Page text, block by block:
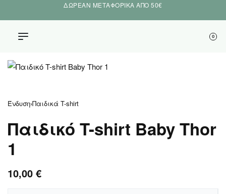
ΔΩΡΕΑΝ ΜΕΤΑΦΟΡΙΚΑ ΑΠΟ 50€
0
Ένδυση›Παιδικά T-shirt
Παιδικό T-shirt Baby Thor
1
10,00 €